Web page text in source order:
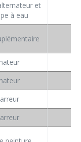
et
à eau